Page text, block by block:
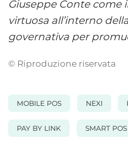
Giuseppe Conte come
virtuosa all’interno
governativa per
© Riproduzione riservata
MOBILE POS NEXI
PAY BY LINK SMART POS